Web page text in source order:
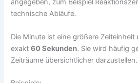
angegeben, zum Beispiel
technische Abläufe.
Die Minute ist eine größere Zeiteinheit
exakt60 Sekunden. Sie wird häufig
Zeiträume übersichtlicher darzustellen.